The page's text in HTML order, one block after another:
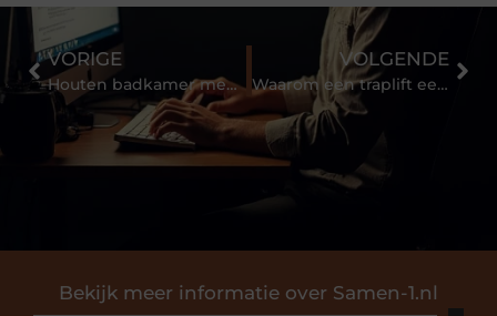
Bekijk meer informatie over Samen-1.nl
VORIGE
Houten badkamer meubels: de voordelen
VOLGENDE
Waarom een traplift een goed idee is